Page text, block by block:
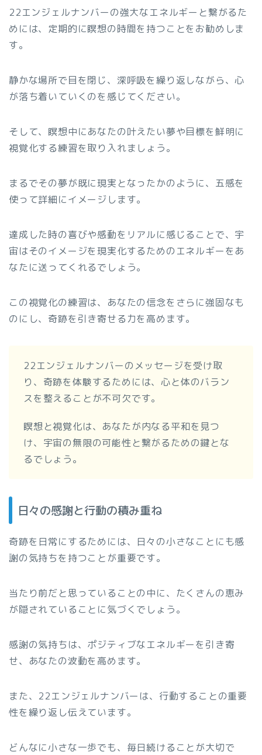
22エンジェルナンバーの強大なエネルギーと繋がるた
めには、定期的に瞑想の時間を持つことをお勧めしま
す。
静かな場所で目を閉じ、深呼吸を繰り返しながら、心
が落ち着いていくのを感じてください。
そして、瞑想中にあなたの叶えたい夢や目標を鮮明に
視覚化する練習を取り入れましょう。
まるでその夢が既に現実となったかのように、五感を
使って詳細にイメージします。
達成した時の喜びや感動をリアルに感じることで、宇
宙はそのイメージを現実化するためのエネルギーをあ
なたに送ってくれるでしょう。
この視覚化の練習は、あなたの信念をさらに強固なも
のにし、奇跡を引き寄せる力を高めます。
22エンジェルナンバーのメッセージを受け取
り、奇跡を体験するためには、心と体のバラン
スを整えることが不可欠です。
瞑想と視覚化は、あなたが内なる平和を見つ
け、宇宙の無限の可能性と繋がるための鍵とな
るでしょう。
日々の感謝と行動の積み重ね
奇跡を日常にするためには、日々の小さなことにも感
謝の気持ちを持つことが重要です。
当たり前だと思っていることの中に、たくさんの恵み
が隠されていることに気づくでしょう。
感謝の気持ちは、ポジティブなエネルギーを引き寄
せ、あなたの波動を高めます。
また、22エンジェルナンバーは、行動することの重要
性を繰り返し伝えています。
どんなに小さな一歩でも、毎日続けることが大切で